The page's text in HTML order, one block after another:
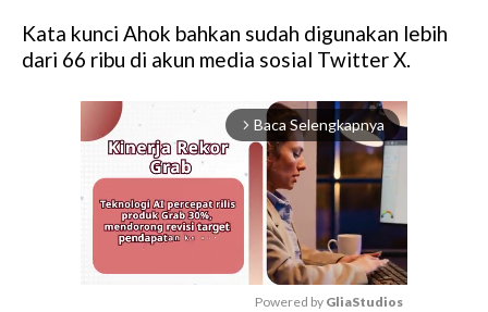
Kata kunci Ahok bahkan sudah digunakan lebih
dari 66 ribu di akun media sosial Twitter X.
arrow_forward_ios Baca Selengkapnya
Powered by GliaStudios